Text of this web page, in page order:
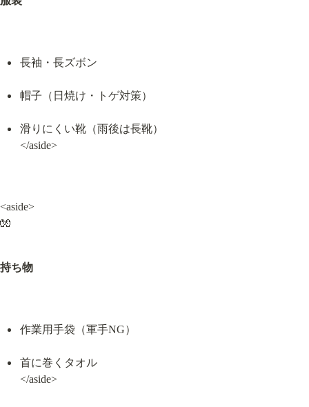
長袖・長ズボン
帽子（日焼け・トゲ対策）
滑りにくい靴（雨後は長靴）
</aside>
<aside>
🧤
持ち物
作業用手袋（軍手NG）
首に巻くタオル
</aside>